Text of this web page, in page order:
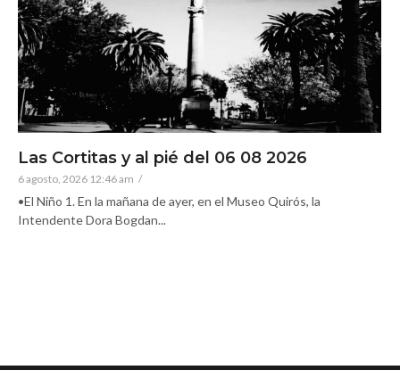
Las Cortitas y al pié del 06 08 2026
6 agosto, 2026 12:46 am /
•El Niño 1. En la mañana de ayer, en el Museo Quirós, la
Intendente Dora Bogdan...